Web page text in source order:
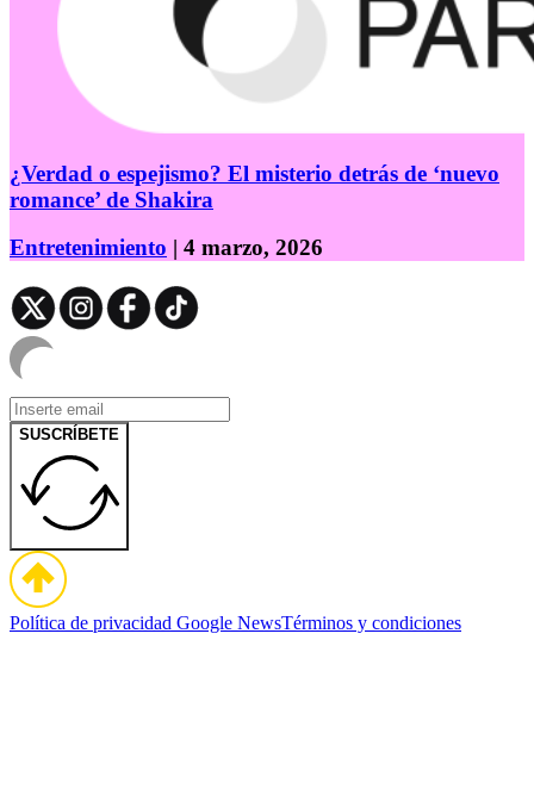
¿Verdad o espejismo? El misterio detrás de ‘nuevo
romance’ de Shakira
Entretenimiento | 4 marzo, 2026
SUSCRÍBETE
Política de privacidad Google NewsTérminos y condiciones